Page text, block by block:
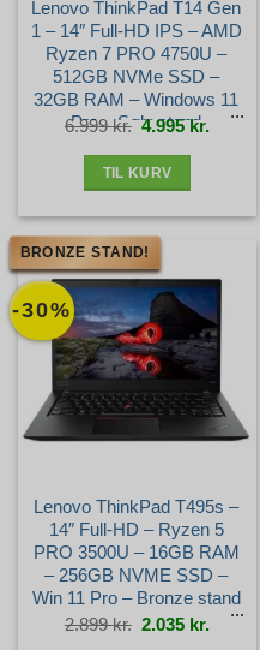
Lenovo ThinkPad T14 Gen
1 – 14″ Full-HD IPS – AMD
Ryzen 7 PRO 4750U –
512GB NVMe SSD –
32GB RAM – Windows 11
Pro – Sølv stand
6.999kr. Den
oprindelige
pris
4.995kr. Den
aktuelle
pris
TIL KURV
-30%
BRONZE STAND!
Lenovo ThinkPad T495s –
14″ Full-HD – Ryzen 5
PRO 3500U – 16GB RAM
– 256GB NVME SSD –
Win 11 Pro – Bronze stand
2.899kr. Den
oprindelige
pris
2.035 kr. Den
aktuelle
pris